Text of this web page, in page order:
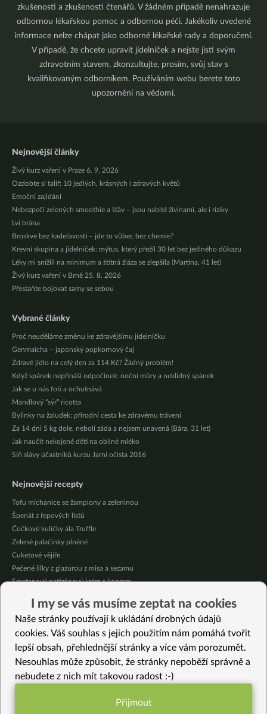
zkušenosti a zkušenosti čtenářů. V žádném případě nenahrazuje
odbornou lékařskou pomoc a odbornou péči. Jakékoliv uvedené
informace nelze chápat jako odborné lékařské rady a doporučení.
V případě, že chcete upravit jídelníček a nejste jistí svým
zdravotním stavem, zkonzultujte, prosím, svůj stav s
kvalifikovaným odborníkem. Používáním webu berete toto
upozornění na vědomí.
Nejnovější články
Živý kurz vaření v Praze 6. 9. 2026
Ozdobte si talíř: 10 jedlých, krásných i zdravých květů
Emoční zajídání
Nebezpečí zelených smoothie a šťáv – jsou nabité živinami, ale i riziky
Lví brána
Broskve bez kadeřavosti – jde to vůbec bez chemie?
Krevní skupina a jídelníček: mýtus, který přežil 30 let bez jediného důkazu
Léky mi snížili na minimum a štítná žláza se zlepšila (Martina, 41 let)
Živý kurz vaření v Brně 25. 8. 2026
Přestaňte bojovat samy se sebou
Vybrané články
Proč neuděláme změnu ke zdravějšímu jídelníčku
Genmaicha – japonský popkornový čaj
Zdravé jídlo na celý den za 114 Kč? Žádný problém!
Když spánek nepřináší odpočinek: noční můry a neklidný spánek
Jak se u nás fotí a ochutnává
Mandlový “sýr” ricotta
Bylinky na žaludek: přírodní cesta ke zdravému trávení
Za 14 dní 5 kg dole, nebolí záda a nejsem unavená (Bára, 31 let)
Jak naučit nekojené děti na obilné mléko
Síň slávy účastníků kurzu Jarní očista 2016
Nejnovější recepty
Tofu míchanice se žampiony a zeleninou
Špenát z řepových listů
Čočkové kuličky ála Truffle
Zelené palačinky plněné
Cuketové vějíře
Pečené lilky z glazurou z misa a sezamu
Smetanový patizónový krém s koprem
Pikantní mexická kukuřice se “sýrovou” omáčkou
Citrónové jablečné muffiny se sójovou šlehačkou
Vybrané recepty
Novoroční čočková polévka
Čokoládovo-maková buchta nebo bábovka
I my se vás musíme zeptat na cookies
Naše stránky používají k ukládání drobných údajů
cookies. Váš souhlas s jejich použitím nám pomáhá tvořit
lepší obsah, přehlednější stránky a více vám porozumět.
Nesouhlas může způsobit, že stránky nepoběží správně a
nebudete z nich mít takovou radost :-)
Funkční nastavení potřebujeme (vždy
Přijmout